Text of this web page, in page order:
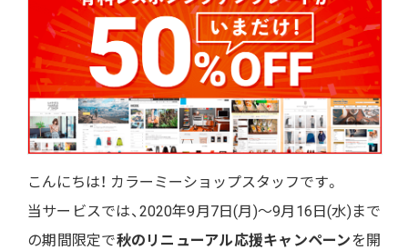
こんにちは！ カラーミーショップスタッフです。
当サービスでは、2020年9月7日(月)〜9月16日(水)まで
の期間限定で秋のリニューアル応援キャンペーンを開